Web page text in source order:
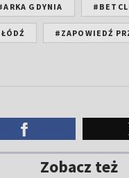
GDYNIA
#ZAPOWIEDŹ
Zobacz też